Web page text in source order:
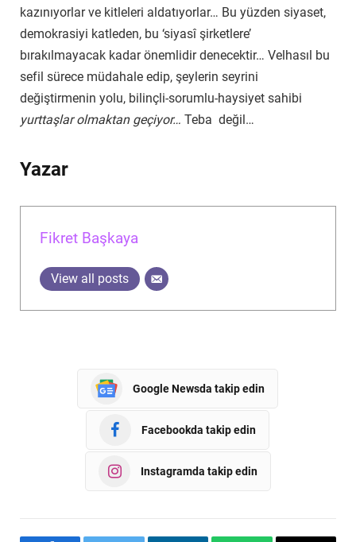
kazınıyorlar ve kitleleri aldatıyorlar… Bu yüzden siyaset,
demokrasiyi katleden, bu ‘siyasî şirketlere’
bırakılmayacak kadar önemlidir denecektir… Velhasıl bu
sefil sürece müdahale edip, şeylerin seyrini
değiştirmenin yolu, bilinçli-sorumlu-haysiyet sahibi
yurttaşlar olmaktan geçiyor… Teba değil…
Yazar
Fikret Başkaya
View all posts
Google Newsda takip edin
Facebookda takip edin
Instagramda takip edin